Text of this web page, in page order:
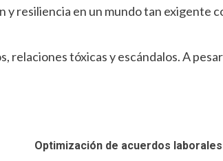
resiliencia en un mundo tan exigente
relaciones tóxicas y escándalos. A
Optimización de acuerdos